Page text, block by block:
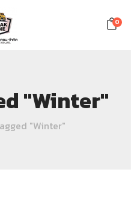
0
"Winter"
"Winter"